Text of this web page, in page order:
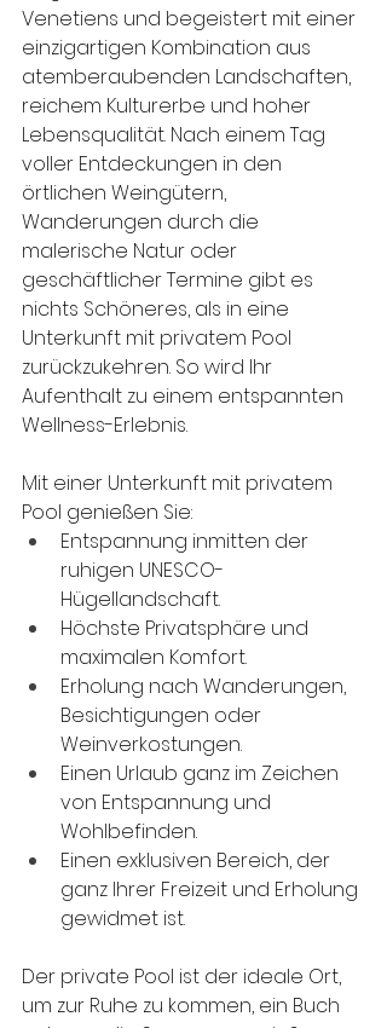
Venetiens und begeistert mit einer
einzigartigen Kombination aus
atemberaubenden Landschaften,
reichem Kulturerbe und hoher
Lebensqualität. Nach einem Tag
voller Entdeckungen in den
örtlichen Weingütern,
Wanderungen durch die
malerische Natur oder
geschäftlicher Termine gibt es
nichts Schöneres, als in eine
Unterkunft mit privatem Pool
zurückzukehren. So wird Ihr
Aufenthalt zu einem entspannten
Wellness-Erlebnis.
Mit einer Unterkunft mit privatem
Pool genießen Sie:
Entspannung inmitten der
ruhigen UNESCO-
Hügellandschaft.
Höchste Privatsphäre und
maximalen Komfort.
Erholung nach Wanderungen,
Besichtigungen oder
Weinverkostungen.
Einen Urlaub ganz im Zeichen
von Entspannung und
Wohlbefinden.
Einen exklusiven Bereich, der
ganz Ihrer Freizeit und Erholung
gewidmet ist.
Der private Pool ist der ideale Ort,
um zur Ruhe zu kommen, ein Buch